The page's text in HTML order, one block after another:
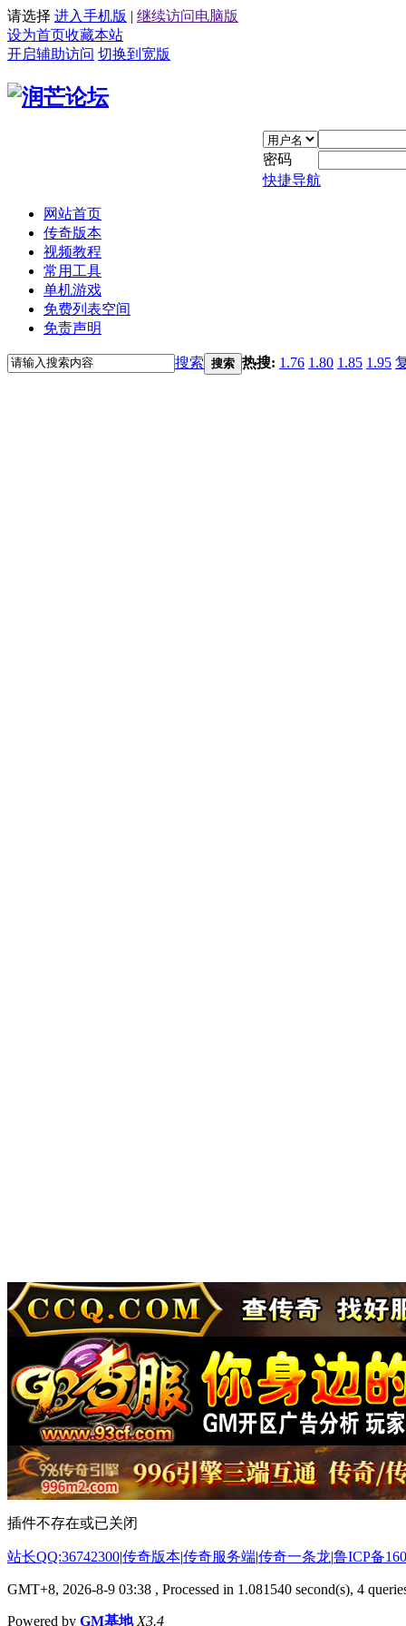
请选择 进入手机版 | 继续访问电脑版
设为首页收藏本站
开启辅助访问 切换到宽版
密码
快捷导航
网站首页
传奇版本
视频教程
常用工具
单机游戏
免费列表空间
免责声明
搜索 搜索 热搜: 1.76 1.80 1.85 1.95
插件不存在或已关闭
站长QQ:36742300|传奇版本|传奇服务端|传奇一条龙|鲁ICP备
GMT+8, 2026-8-9 03:38 , Processed in 1.081540 second(s), 4
Powered by GM基地 X3.4